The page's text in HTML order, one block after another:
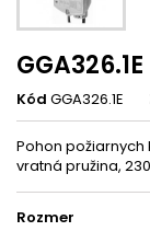
GGA326.1E
Kód GGA326.1E
Pohon požiarnych
vratná pružina,
Rozmer